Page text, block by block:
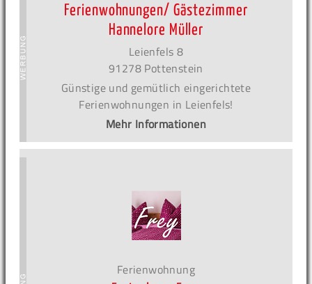
Ferienwohnungen/ Gästezimmer
Hannelore Müller
Leienfels 8
91278 Pottenstein
Günstige und gemütlich eingerichtete
Ferienwohnungen in Leienfels!
Mehr Informationen
Ferienwohnung